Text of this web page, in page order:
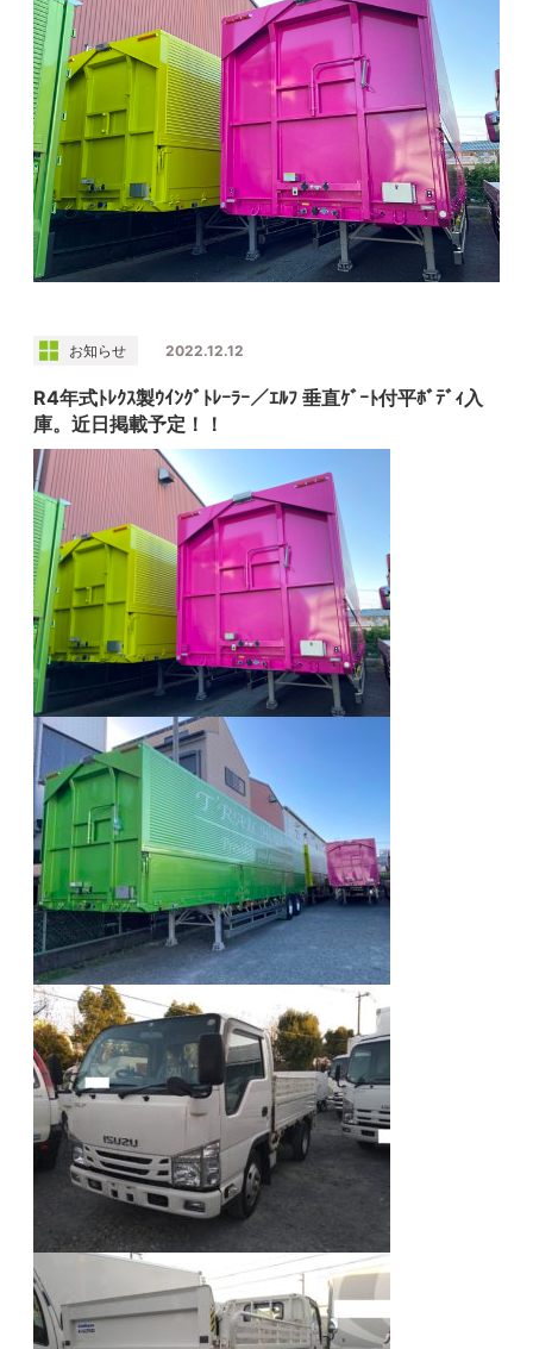
お知らせ 2022.12.12
R4年式ﾄﾚｸｽ製ｳｲﾝｸﾞﾄﾚｰﾗｰ／ｴﾙﾌ 垂直ｹﾞｰﾄ付平ﾎﾞﾃﾞｨ入
庫。近日掲載予定！！